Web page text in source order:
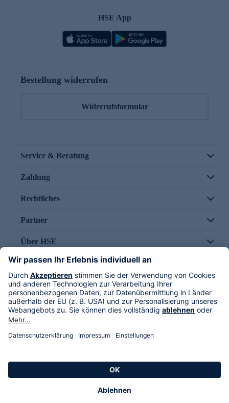
HSE App
Bestellung widerrufen
Widerrufsformular
Service & Beratung
Zahlung
Rechtliches
Partner
Über HSE
Im TV
HSE International